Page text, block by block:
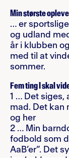
Min største
… er
og udland
år i klubben
med til at
sommer.
Fem ting I skal
1 … Det siges,
mad. Det kan
og her
2 … Min
fodbold som
AaB’er”. Det